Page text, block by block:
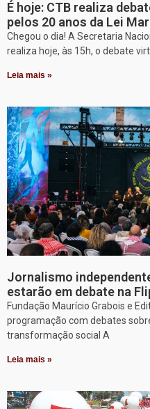
É hoje: CTB realiza
pelos 20 anos da Lei
Chegou o dia! A Secretaria
realiza hoje, às 15h, o debate
Leia mais »
Jornalismo
estarão em debate na
Fundação Maurício Grabois e
programação com debates
transformação social A
Leia mais »